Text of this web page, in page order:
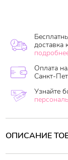
доставка
Оплата
Санкт-
Узнайте
ОПИСАНИЕ
Мягкий и быстро